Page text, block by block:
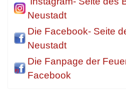
Neustadt
Die Facebook- Seite
Neustadt
Die Fanpage der
Facebook